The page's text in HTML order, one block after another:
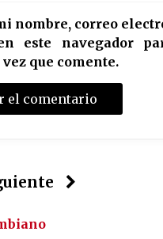
nombre, correo
este navegador
que comente.